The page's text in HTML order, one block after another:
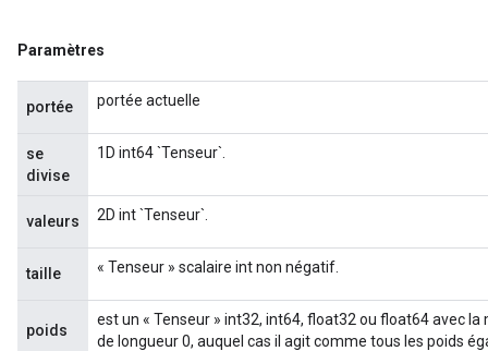
Paramètres
portée portée actuelle
se
divise
1D int64 `Tenseur`.
valeurs 2D int `Tenseur`.
taille « Tenseur » scalaire int non négatif.
poids
est un « Tenseur » int32, int64, float32 ou float64 avec
de longueur 0, auquel cas il agit comme tous les poids